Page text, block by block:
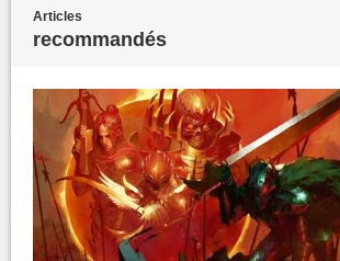
Articles
recommandés